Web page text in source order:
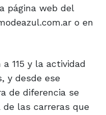
página web del
o en
115 y la actividad
y desde ese
de diferencia se
de las carreras que